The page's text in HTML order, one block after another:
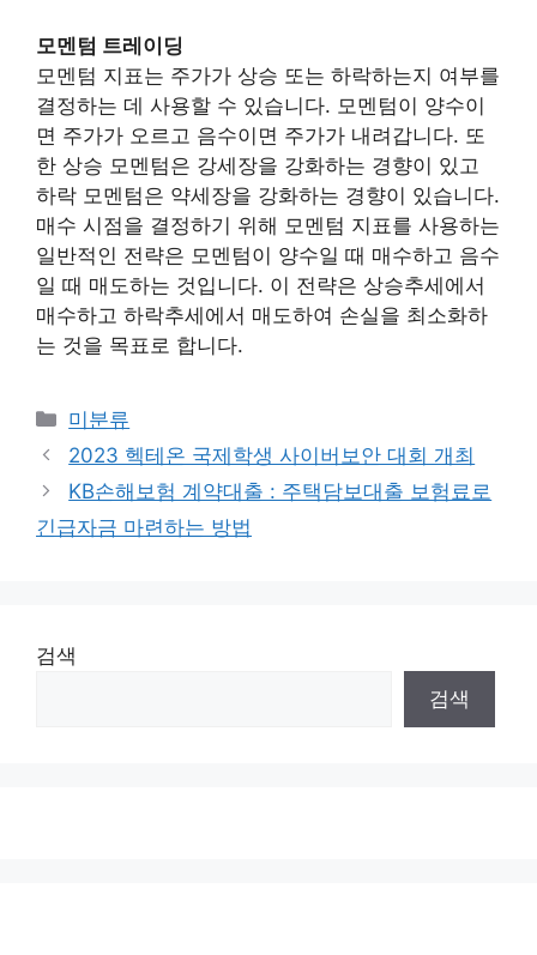
모멘텀 트레이딩
모멘텀 지표는 주가가 상승 또는 하락하는지 여부를
결정하는 데 사용할 수 있습니다. 모멘텀이 양수이
면 주가가 오르고 음수이면 주가가 내려갑니다. 또
한 상승 모멘텀은 강세장을 강화하는 경향이 있고
하락 모멘텀은 약세장을 강화하는 경향이 있습니다.
매수 시점을 결정하기 위해 모멘텀 지표를 사용하는
일반적인 전략은 모멘텀이 양수일 때 매수하고 음수
일 때 매도하는 것입니다. 이 전략은 상승추세에서
매수하고 하락추세에서 매도하여 손실을 최소화하
는 것을 목표로 합니다.
Categories
미분류
2023 헥테온 국제학생 사이버보안 대회 개최
KB손해보험 계약대출 : 주택담보대출 보험료로
긴급자금 마련하는 방법
검색
검색